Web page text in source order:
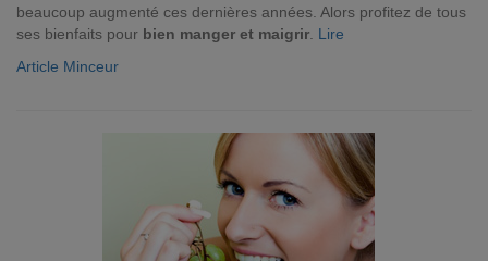
beaucoup augmenté ces dernières années. Alors profitez de tous
ses bienfaits pour bien manger et maigrir Lire
Article Minceur